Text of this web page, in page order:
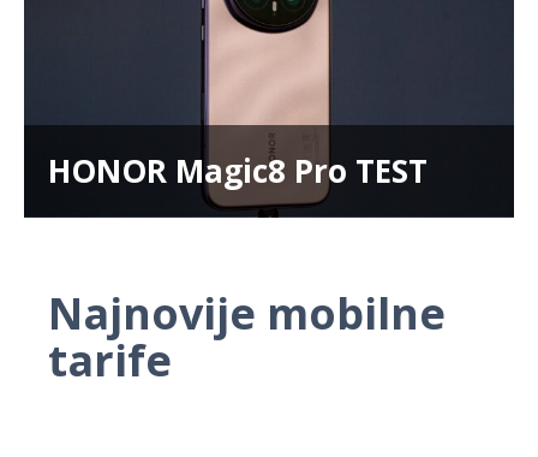
HONOR Magic8 Pro TEST
Najnovije mobilne
tarife